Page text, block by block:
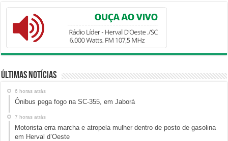
Últimas Notícias
6 horas atrás
Ônibus pega fogo na SC-355, em Jaborá
7 horas atrás
Motorista erra marcha e atropela mulher dentro de posto de gasolina
em Herval d’Oeste